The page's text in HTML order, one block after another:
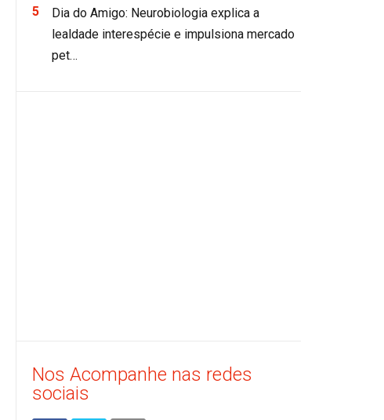
Dia do Amigo: Neurobiologia explica a
lealdade interespécie e impulsiona mercado
pet…
Nos Acompanhe nas redes
sociais